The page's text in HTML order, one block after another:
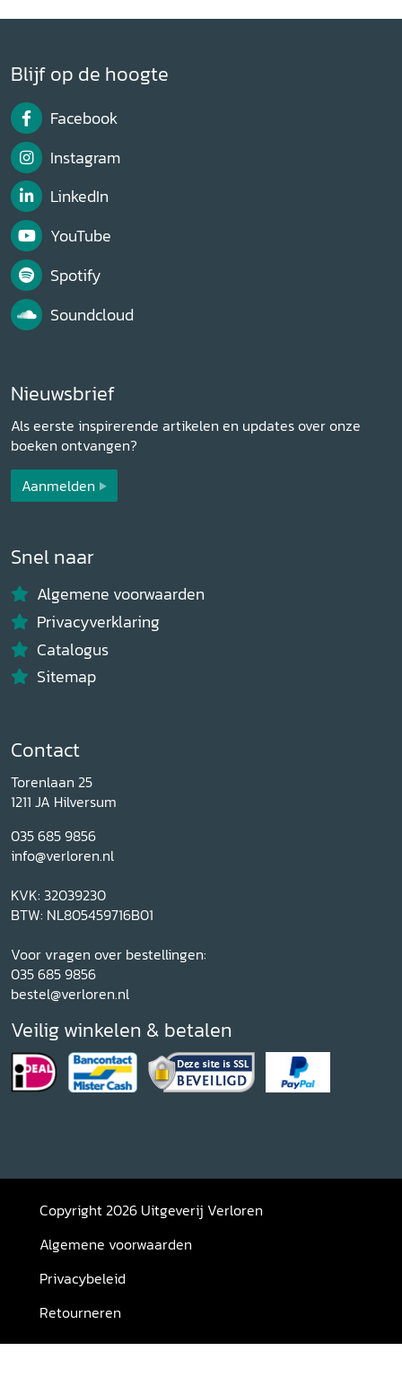
Blijf op de hoogte
Facebook
Instagram
LinkedIn
YouTube
Spotify
Soundcloud
Nieuwsbrief
Als eerste inspirerende artikelen en updates over onze
boeken ontvangen?
Aanmelden
Snel naar
Algemene voorwaarden
Privacyverklaring
Catalogus
Sitemap
Contact
Torenlaan 25
1211 JA Hilversum
035 685 9856
info@verloren.nl
KVK: 32039230
BTW: NL805459716B01
Voor vragen over bestellingen:
035 685 9856
bestel@verloren.nl
Veilig winkelen & betalen
Copyright 2026 Uitgeverij Verloren
Algemene voorwaarden
Privacybeleid
Retourneren